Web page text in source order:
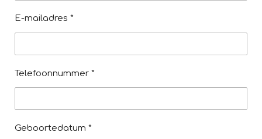
E-mailadres *
Telefoonnummer *
Geboortedatum *